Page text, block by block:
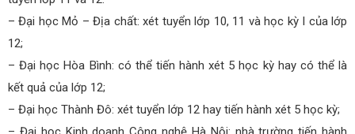
– Đại học Mỏ – Địa chất: xét tuyển lớp 10, 11 và học kỳ I của lớp
12;
– Đại học Hòa Bình: có thể tiến hành xét 5 học kỳ hay có thể là
kết quả của lớp 12;
– Đại học Thành Đô: xét tuyển lớp 12 hay tiến hành xét 5 học kỳ;